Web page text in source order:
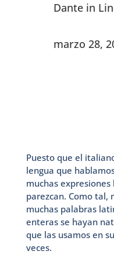
Dante in
marzo 28,
Puesto que el
lengua que
muchas
parezcan. Como tal,
muchas palabras
enteras se hayan
que las usamos en
veces.